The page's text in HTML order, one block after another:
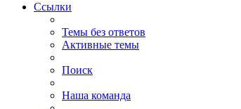
Ссылки
Темы без ответов
Активные темы
Поиск
Наша команда